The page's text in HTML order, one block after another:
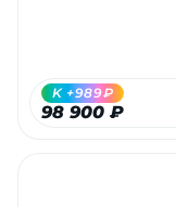
98 900 ₽
K +989₽